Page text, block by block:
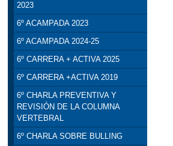
2023
6º ACAMPADA 2023
6º ACAMPADA 2024-25
6º CARRERA + ACTIVA 2025
6º CARRERA +ACTIVA 2019
6º CHARLA PREVENTIVA Y
REVISIÓN DE LA COLUMNA
VERTEBRAL
6º CHARLA SOBRE BULLING